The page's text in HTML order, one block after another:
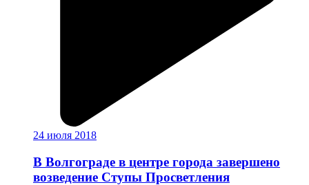
24 июля 2018
В Волгограде в центре города завершено
возведение Ступы Просветления